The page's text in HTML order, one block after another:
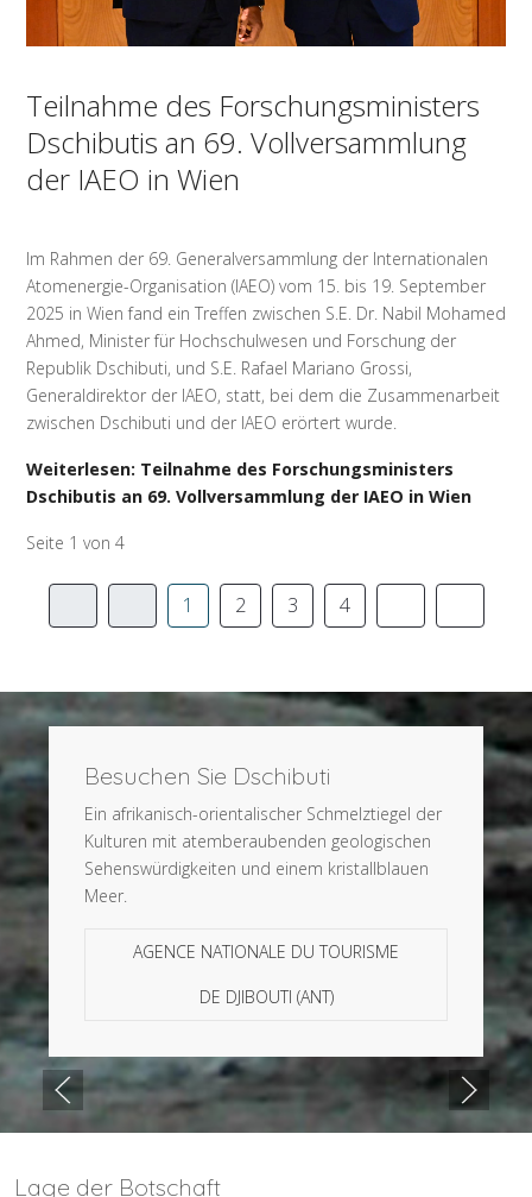
Teilnahme des Forschungsministers
Dschibutis an 69. Vollversammlung
der IAEO in Wien
Im Rahmen der 69. Generalversammlung der Internationalen
Atomenergie-Organisation (IAEO) vom 15. bis 19. September
2025 in Wien fand ein Treffen zwischen S.E. Dr. Nabil Mohamed
Ahmed, Minister für Hochschulwesen und Forschung der
Republik Dschibuti, und S.E. Rafael Mariano Grossi,
Generaldirektor der IAEO, statt, bei dem die Zusammenarbeit
zwischen Dschibuti und der IAEO erörtert wurde.
Weiterlesen: Teilnahme des Forschungsministers
Dschibutis an 69. Vollversammlung der IAEO in Wien
Seite 1 von 4
1 2 3 4
Besuchen Sie Dschibuti
Ein afrikanisch-orientalischer Schmelztiegel der
Kulturen mit atemberaubenden geologischen
Sehenswürdigkeiten und einem kristallblauen
Meer.
AGENCE NATIONALE DU TOURISME
DE DJIBOUTI (ANT)
Lage der Botschaft